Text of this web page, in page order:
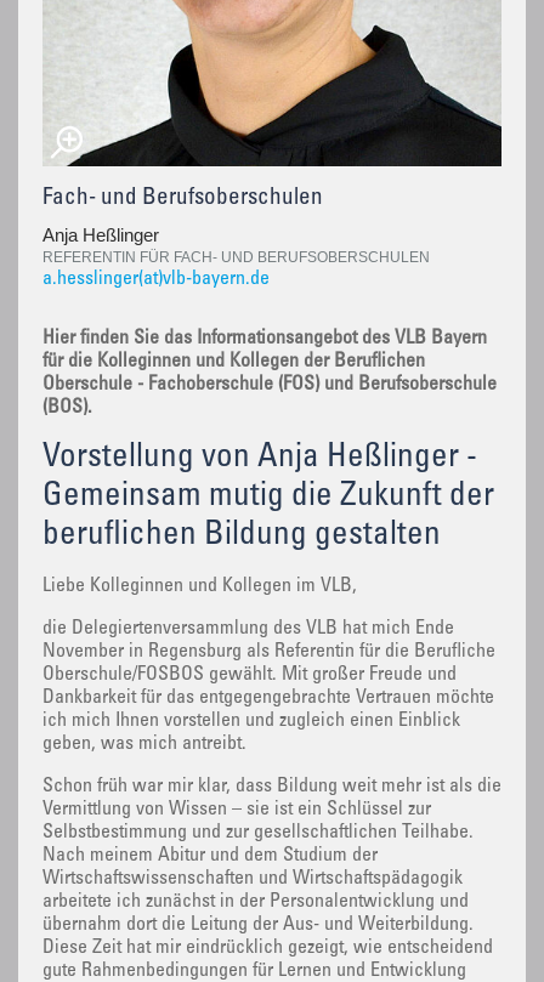
Fach- und Berufsoberschulen
Anja Heßlinger
REFERENTIN FÜR FACH- UND BERUFSOBERSCHULEN
a.hesslinger(at)vlb-bayern.de
Hier finden Sie das Informationsangebot des VLB Bayern
für die Kolleginnen und Kollegen der Beruflichen
Oberschule - Fachoberschule (FOS) und Berufsoberschule
(BOS).
Vorstellung von Anja Heßlinger -
Gemeinsam mutig die Zukunft der
beruflichen Bildung gestalten
Liebe Kolleginnen und Kollegen im VLB,
die Delegiertenversammlung des VLB hat mich Ende
November in Regensburg als Referentin für die Berufliche
Oberschule/FOSBOS gewählt. Mit großer Freude und
Dankbarkeit für das entgegengebrachte Vertrauen möchte
ich mich Ihnen vorstellen und zugleich einen Einblick
geben, was mich antreibt.
Schon früh war mir klar, dass Bildung weit mehr ist als die
Vermittlung von Wissen – sie ist ein Schlüssel zur
Selbstbestimmung und zur gesellschaftlichen Teilhabe.
Nach meinem Abitur und dem Studium der
Wirtschaftswissenschaften und Wirtschaftspädagogik
arbeitete ich zunächst in der Personalentwicklung und
übernahm dort die Leitung der Aus- und Weiterbildung.
Diese Zeit hat mir eindrücklich gezeigt, wie entscheidend
gute Rahmenbedingungen für Lernen und Entwicklung